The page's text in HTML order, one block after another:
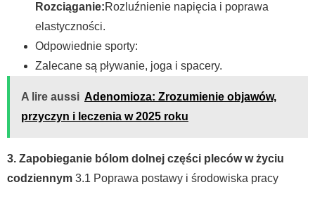
Rozciąganie:Rozluźnienie napięcia i poprawa
elastyczności.
Odpowiednie sporty:
Zalecane są pływanie, joga i spacery.
A lire aussi Adenomioza: Zrozumienie objawów,
przyczyn i leczenia w 2025 roku
3. Zapobieganie bólom dolnej części pleców w życiu
codziennym 3.1 Poprawa postawy i środowiska pracy